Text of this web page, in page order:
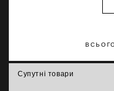
Супутні товари